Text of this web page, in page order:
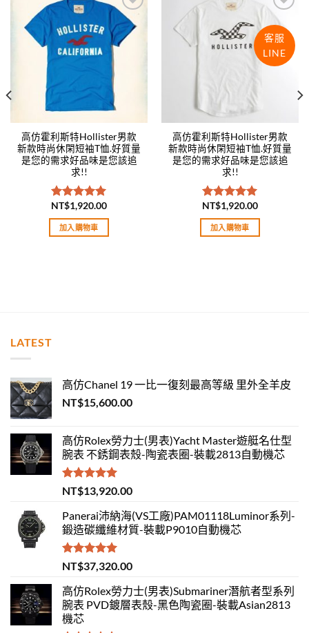
Add to
wishlist
高仿霍利斯特Hollister男款
新款時尚休閑短袖T恤.好質量
是您的需求好品味是您該追
求!!
評分5.00
滿分 5
NT$1,920.00
加入購物車
Add to
wishlist
高仿霍利斯特Hollister男款
新款時尚休閑短袖T恤.好質量
是您的需求好品味是您該追
求!!
評分5.00
滿分 5
NT$1,920.00
加入購物車
LATEST
高仿Chanel 19 一比一復刻最高等級 里外全羊皮
NT$15,600.00
高仿Rolex勞力士(男表)Yacht Master遊艇名仕型
腕表 不銹鋼表殼-陶瓷表圈-裝載2813自動機芯
評分5.00
滿分 5
NT$13,920.00
Panerai沛納海(VS工廠)PAM01118Luminor系列-
鍛造碳纖維材質-裝載P9010自動機芯
評分5.00
滿分 5
NT$37,320.00
高仿Rolex勞力士(男表)Submariner潛航者型系列
腕表 PVD鍍層表殼-黑色陶瓷圈-裝載Asian2813
機芯
客服
LINE